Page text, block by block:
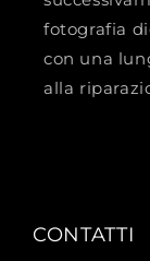
fotografia
con una
alla
CONTATTI